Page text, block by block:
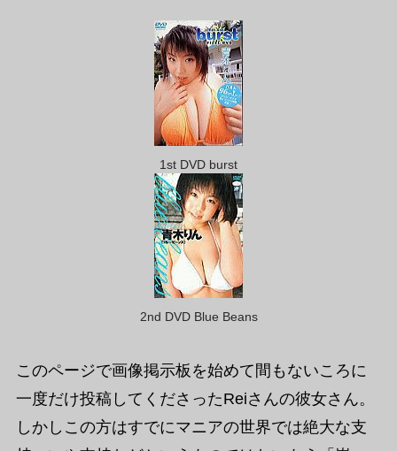
1st DVD burst
2nd DVD Blue Beans
このページで画像掲示板を始めて間もないころに
一度だけ投稿してくださったReiさんの彼女さん。
しかしこの方はすでにマニアの世界では絶大な支